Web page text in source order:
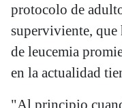
protocolo de
superviviente, que
de leucemia
en la actualidad
"Al principio